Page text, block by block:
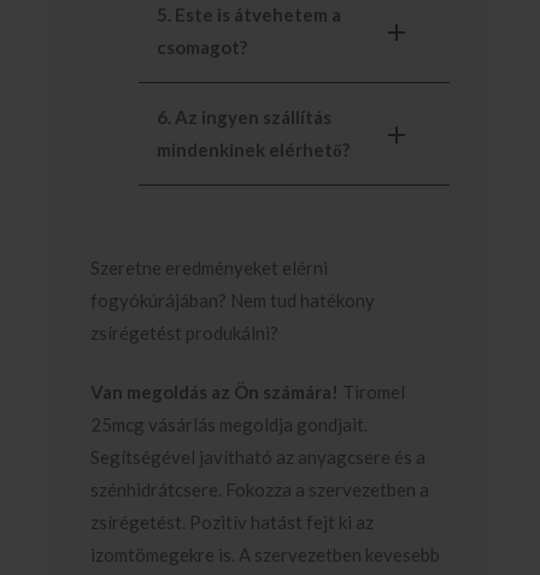
5. Este is átvehetem a
csomagot?
6. Az ingyen szállítás
mindenkinek elérhető?
Szeretne eredményeket elérni
fogyókúrájában? Nem tud hatékony
zsírégetést produkálni?
Van megoldás az Ön számára! Tiromel
25mcg vásárlás megoldja gondjait.
Segítségével javítható az anyagcsere és a
szénhidrátcsere. Fokozza a szervezetben a
zsírégetést. Pozitív hatást fejt ki az
izomtömegekre is. A szervezetben kevesebb